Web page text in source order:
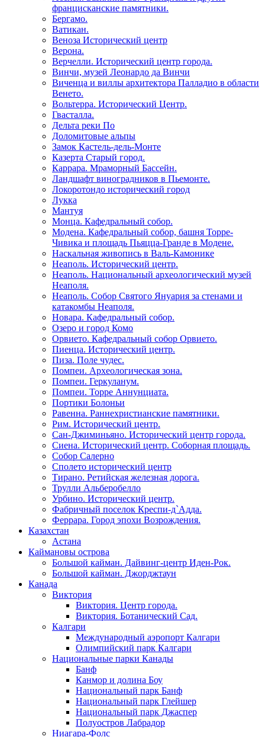
францисканские памятники.
Бергамо.
Ватикан.
Веноза Исторический центр
Верона.
Верчелли. Исторический центр города.
Винчи, музей Леонардо да Винчи
Виченца и виллы архитектора Палладио в области
Венето.
Вольтерра. Исторический Центр.
Гвасталла.
Дельта реки По
Доломитовые альпы
Замок Кастель-дель-Монте
Казерта Старый город.
Каррара. Мраморный Бассейн.
Ландшафт виноградников в Пьемонте.
Локоротондо исторический город
Лукка
Мантуя
Монца. Кафедральный собор.
Модена. Кафедральный собор, башня Торре-
Чивика и площадь Пьяцца-Гранде в Модене.
Наскальная живопись в Валь-Камонике
Неаполь. Исторический центр.
Неаполь. Национальный археологический музей
Неаполя.
Неаполь. Собор Святого Януария за стенами и
катакомбы Неаполя.
Новара. Кафедральный собор.
Озеро и город Комо
Орвието. Кафедральный собор Орвието.
Пиенца. Исторический центр.
Пиза. Поле чудес.
Помпеи. Археологическая зона.
Помпеи. Геркуланум.
Помпеи. Торре Аннунциата.
Портики Болоньи
Равенна. Раннехристианские памятники.
Рим. Исторический центр.
Сан-Джиминьяно. Исторический центр города.
Сиена. Исторический центр. Соборная площадь.
Собор Салерно
Сполето исторический центр
Тирано. Ретийская железная дорога.
Трулли Альберобелло
Урбино. Исторический центр.
Фабричный поселок Креспи-д`Адда.
Феррара. Город эпохи Возрождения.
Казахстан
Астана
Каймановы острова
Большой кайман. Дайвинг-центр Иден-Рок.
Большой кайман. Джорджтаун
Канада
Виктория
Виктория. Центр города.
Виктория. Ботанический Сад.
Калгари
Международный аэропорт Калгари
Олимпийский парк Калгари
Национальные парки Канады
Банф
Канмор и долина Боу
Национальный парк Банф
Национальный парк Глейшер
Национальный парк Джаспер
Полуостров Лабрадор
Ниагара-Фолс